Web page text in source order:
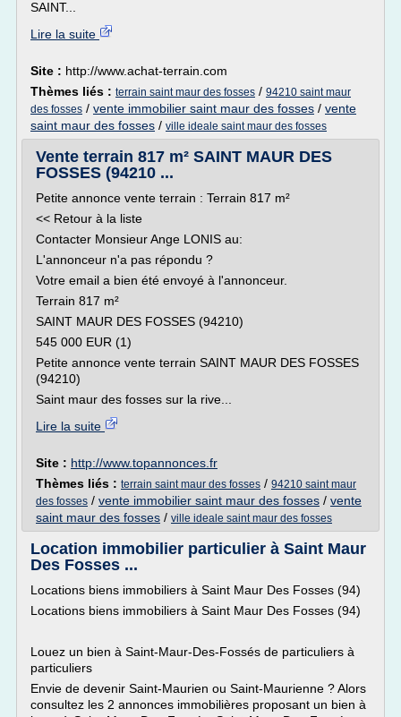
SAINT...
Lire la suite
Site : http://www.achat-terrain.com
Thèmes liés : terrain saint maur des fosses / 94210 saint maur
des fosses / vente immobilier saint maur des fosses / vente
saint maur des fosses / ville ideale saint maur des fosses
Vente terrain 817 m² SAINT MAUR DES
FOSSES (94210 ...
Petite annonce vente terrain : Terrain 817 m²
<< Retour à la liste
Contacter Monsieur Ange LONIS au:
L'annonceur n'a pas répondu ?
Votre email a bien été envoyé à l'annonceur.
Terrain 817 m²
SAINT MAUR DES FOSSES (94210)
545 000 EUR (1)
Petite annonce vente terrain SAINT MAUR DES FOSSES
(94210)
Saint maur des fosses sur la rive...
Lire la suite
Site : http://www.topannonces.fr
Thèmes liés : terrain saint maur des fosses / 94210 saint maur
des fosses / vente immobilier saint maur des fosses / vente
saint maur des fosses / ville ideale saint maur des fosses
Location immobilier particulier à Saint Maur
Des Fosses ...
Locations biens immobiliers à Saint Maur Des Fosses (94)
Locations biens immobiliers à Saint Maur Des Fosses (94)
Louez un bien à Saint-Maur-Des-Fossés de particuliers à
particuliers
Envie de devenir Saint-Maurien ou Saint-Maurienne ? Alors
consultez les 2 annonces immobilières proposant un bien à